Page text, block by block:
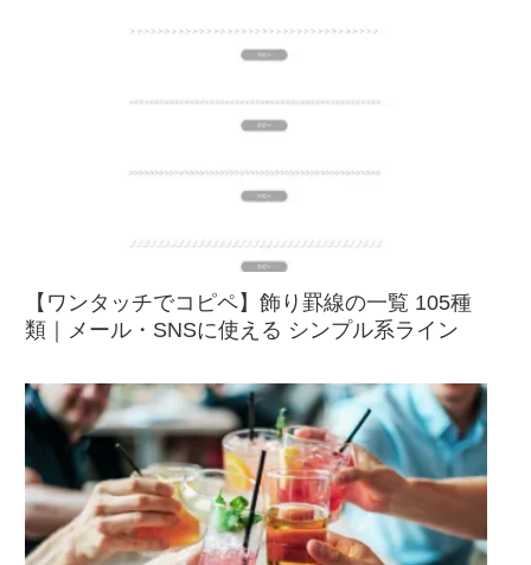
【ワンタッチでコピペ】飾り罫線の一覧 105種
類｜メール・SNSに使える シンプル系ライン